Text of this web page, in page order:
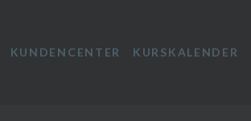
KUNDENCENTER KURSKALENDER